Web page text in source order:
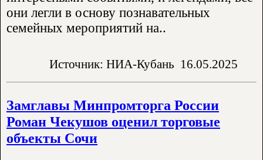
они легли в основу познавательных
семейных мероприятий на..
Источник: НИА-Кубань 16.05.2025
Замглавы Минпромторга России
Роман Чекушов оценил торговые
объекты Сочи